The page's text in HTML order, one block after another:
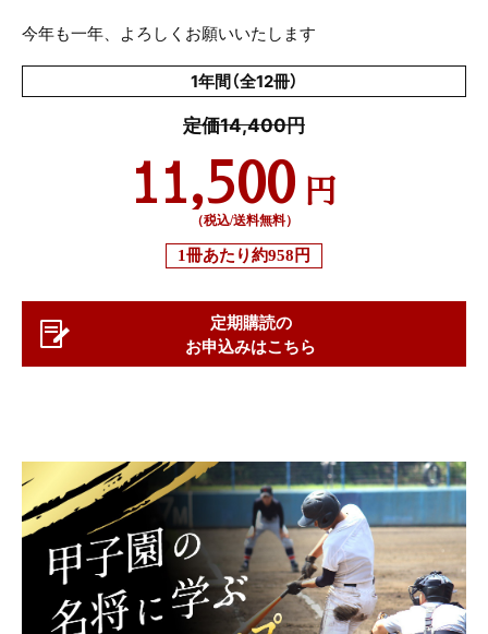
今年も一年、よろしくお願いいたします
1年間（全12冊）
定価14,400円
11,500 円
（税込/送料無料）
1冊あたり約958円
定期購読の
お申込みはこちら